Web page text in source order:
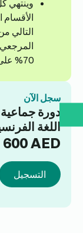
وينتهي
الأقسام
التالي
70% على الأقل في الامتحان.
سجل الآن
اللغة
600AED
التسجيل